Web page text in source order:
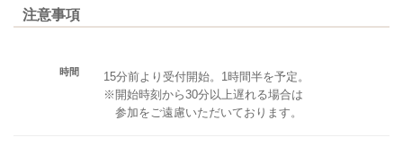
注意事項
時間
15分前より受付開始。1時間半を予定。
※開始時刻から30分以上遅れる場合は
参加をご遠慮いただいております。